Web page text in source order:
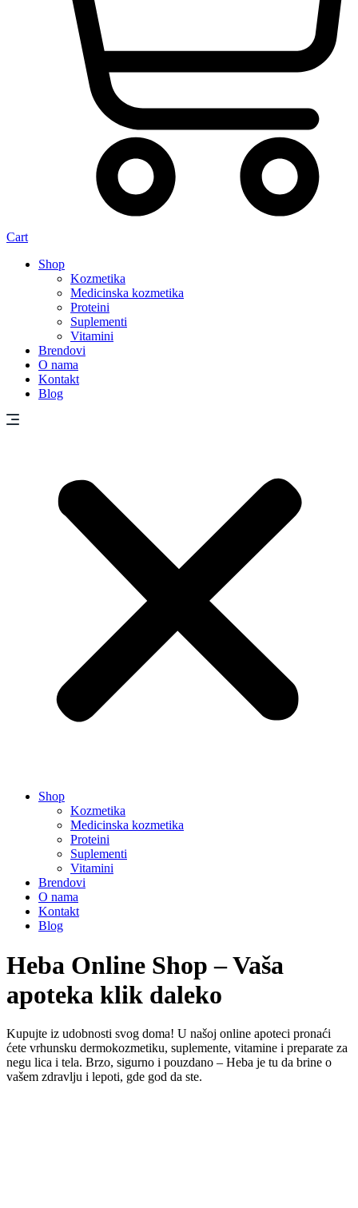
Cart
Shop
Kozmetika
Medicinska kozmetika
Proteini
Suplementi
Vitamini
Brendovi
O nama
Kontakt
Blog
Shop
Kozmetika
Medicinska kozmetika
Proteini
Suplementi
Vitamini
Brendovi
O nama
Kontakt
Blog
Heba Online Shop – Vaša
apoteka klik daleko
Kupujte iz udobnosti svog doma! U našoj online apoteci pronaći
ćete vrhunsku dermokozmetiku, suplemente, vitamine i preparate za
negu lica i tela. Brzo, sigurno i pouzdano – Heba je tu da brine o
vašem zdravlju i lepoti, gde god da ste.